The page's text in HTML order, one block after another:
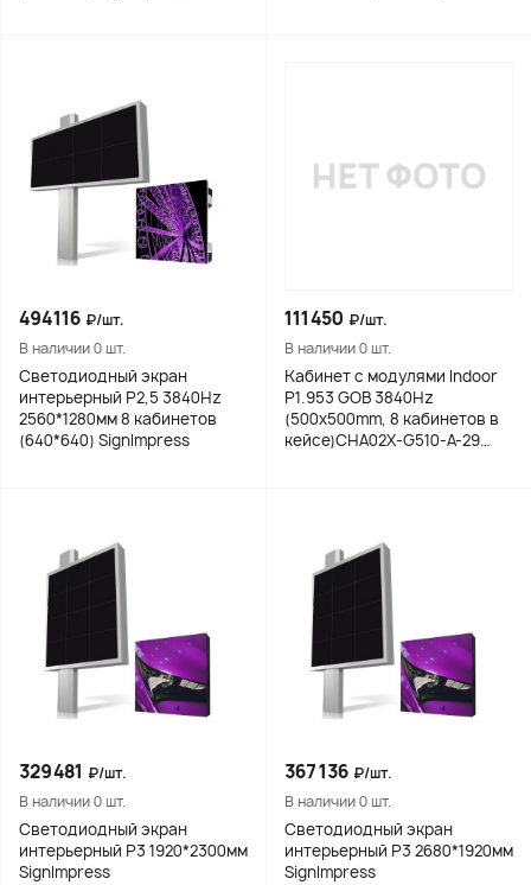
494116 ₽/шт.
В наличии 0 шт.
Светодиодный экран
интерьерный Р2,5 3840Hz
2560*1280мм 8 кабинетов
(640*640) SignImpress
111450 ₽/шт.
В наличии 0 шт.
Кабинет с модулями Indoor
P1.953 GOB 3840Hz
(500х500mm, 8 кабинетов в
кейсе)CHA02X-G510-A-29
329481 ₽/шт.
В наличии 0 шт.
Светодиодный экран
интерьерный Р3 1920*2300мм
SignImpress
367136 ₽/шт.
В наличии 0 шт.
Светодиодный экран
интерьерный Р3 2680*1920мм
SignImpress